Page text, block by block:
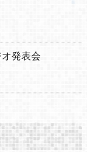
発表会